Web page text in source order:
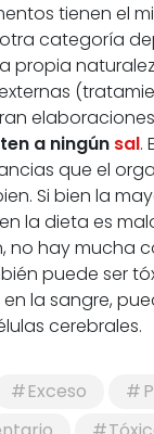
tienen el
categoría
propia
elaboraciones
a ningún sal.
que el
Si bien la
la dieta es
no hay mucha
puede ser
la sangre,
cerebrales.
Exceso